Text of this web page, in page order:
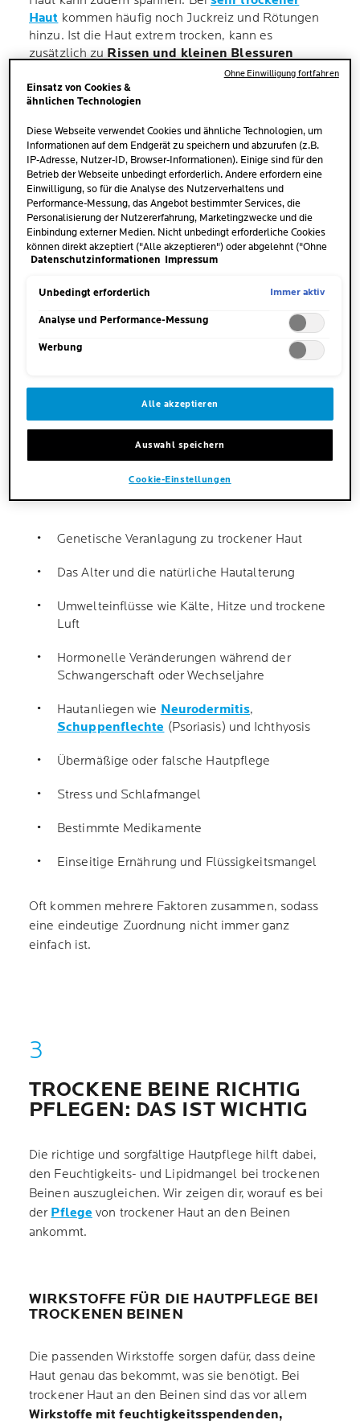
Haut kommen häufig noch Juckreiz und Rötungen
hinzu. Ist die Haut extrem trocken, kann es
zusätzlich zu Rissen und kleinen Blessuren
kommen. Diese Anzeichen können in allen
Bereichen der Beine auftreten. Typisch sind jedoch
vor allemtrockene Schienbeine
dort vergleichsweise dünn. Darüber hinaus
beanspruchen Hosen oder Strumpfhosen die Haut
durch Reibung zusätzlich. Trockene Haut an den
Schienbeinen geht häufig auch mit
Schuppenbildungeinher. Die schuppigen Beine
sind für Betroffene meist besonders unangenehm.
WAS IST DIE URSACHE FÜR
TROCKENE BEINE?
Neigt die Haut an den Beinen zu Trockenheit, fehlt
es ihr an wichtiger Feuchtigkeit und schützenden
Lipiden (hauteigenen Fetten). Dieser Mangel führt
dazu, dass die Haut austrocknet undanfälliger für
wird. Die Gründe hierfür sind
unterschiedlich:
Genetische Veranlagung zu trockener Haut
Das Alter und die natürliche Hautalterung
Umwelteinflüsse wie Kälte, Hitze und trockene
Luft
Hormonelle Veränderungen während der
Schwangerschaft oder Wechseljahre
Hautanliegen wie Neurodermitis,
Schuppenflechte (Psoriasis) und Ichthyosis
Übermäßige oder falsche Hautpflege
Stress und Schlafmangel
Bestimmte Medikamente
Einseitige Ernährung und Flüssigkeitsmangel
Oft kommen mehrere Faktoren zusammen, sodass
eine eindeutige Zuordnung nicht immer ganz
einfach ist.
TROCKENE BEINE RICHTIG
PFLEGEN: DAS IST WICHTIG
Die richtige und sorgfältige Hautpflege hilft dabei,
den Feuchtigkeits- und Lipidmangel bei trockenen
Beinen auszugleichen. Wir zeigen dir, worauf es bei
der Pflege von trockener Haut an den Beinen
ankommt.
WIRKSTOFFE FÜR DIE HAUTPFLEGE BEI
TROCKENEN BEINEN
Die passenden Wirkstoffe sorgen dafür, dass deine
Haut genau das bekommt, was sie benötigt. Bei
trockener Haut an den Beinen sind das vor allem
Wirkstoffe mit feuchtigkeitsspendenden,
Einsatz von Cookies &
ähnlichen Technologien
Diese Webseite verwendet Cookies und ähnliche Technologien, um
Informationen auf dem Endgerät zu speichern und abzurufen (z.B.
IP-Adresse, Nutzer-ID, Browser-Informationen). Einige sind für den
Betrieb der Webseite unbedingt erforderlich. Andere erfordern eine
Einwilligung, so für die Analyse des Nutzerverhaltens und
Performance-Messung, das Angebot bestimmter Services, die
Personalisierung der Nutzererfahrung, Marketingzwecke und die
Einbindung externer Medien. Nicht unbedingt erforderliche Cookies
können direkt akzeptiert ("Alle akzeptieren") oder abgelehnt ("Ohne
Einwilligung fortfahren") werden. Individuelle Anpassungen der
speichern"). Die Auswahl kann jederzeit unter dem Link "Cookie-
unsere Datenschutzinformationen.
Datenschutzinformationen Impressum
Unbedingt erforderlich Immer aktiv
Analyse und Performance-Messung
Werbung
Alle akzeptieren
Auswahl speichern
Cookie-Einstellungen
Ohne Einwilligung fortfahren